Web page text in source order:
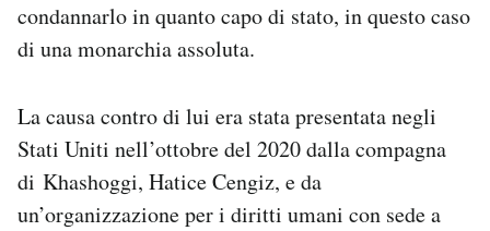
condannarlo in quanto capo di stato, in questo caso
di una monarchia assoluta.
La causa contro di lui era stata presentata negli
Stati Uniti nell’ottobre del 2020 dalla compagna
di Khashoggi, Hatice Cengiz, e da
un’organizzazione per i diritti umani con sede a